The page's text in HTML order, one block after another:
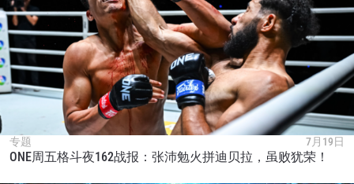
专题 7月19日
ONE周五格斗夜162战报：张沛勉火拼迪贝拉，虽败犹荣！